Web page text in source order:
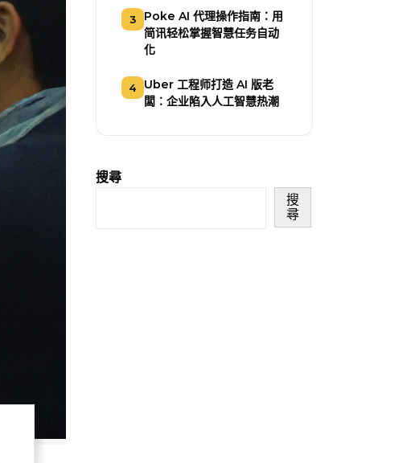
3
Poke AI 代理操作指南：用
简讯轻松掌握智慧任务自动
化
4
Uber 工程师打造 AI 版老
闆：企业陷入人工智慧热潮
搜尋
搜
尋